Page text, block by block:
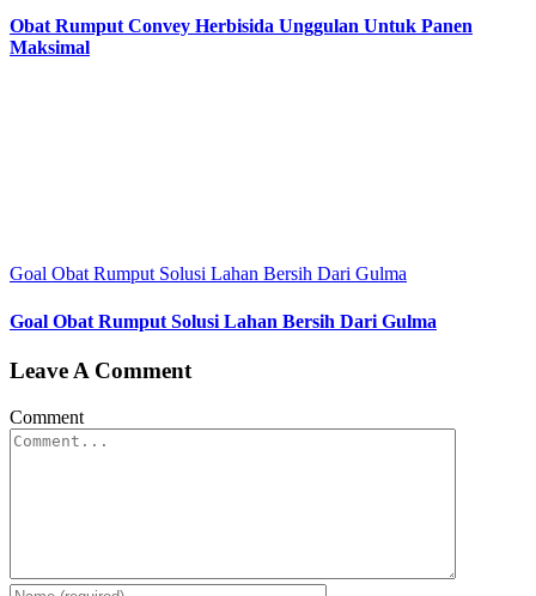
Obat Rumput Convey Herbisida Unggulan Untuk Panen
Maksimal
Goal Obat Rumput Solusi Lahan Bersih Dari Gulma
Goal Obat Rumput Solusi Lahan Bersih Dari Gulma
Leave A Comment
Comment